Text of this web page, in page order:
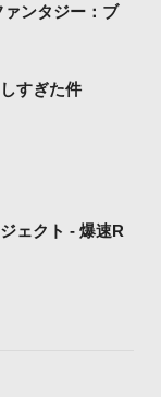
ンタジー：ブ
すぎた件
ェクト - 爆速R